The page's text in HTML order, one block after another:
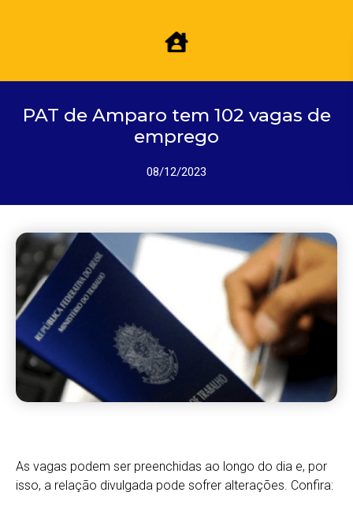
PAT de Amparo tem 102 vagas de
emprego
08/12/2023
As vagas podem ser preenchidas ao longo do dia e, por
isso, a relação divulgada pode sofrer alterações. Confira: